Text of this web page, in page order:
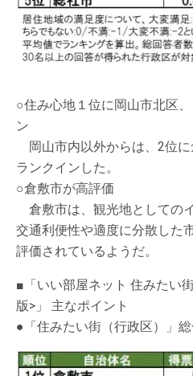
○住み心地１位に岡山市北区
ン
岡山市内以外からは、2位
ランクインした。
○倉敷市が高評価
倉敷市は、観光地としての
交通利便性や適度に分散した
評価されているようだ。
■「いい部屋ネット 住みたい
版>」 主なポイント
●「住みたい街（行政区）」総